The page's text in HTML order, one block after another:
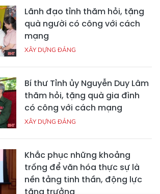
Lãnh đạo tỉnh thăm hỏi, tặng
quà người có công với cách
mạng
XÂY DỰNG ĐẢNG
Bí thư Tỉnh ủy Nguyễn Duy Lâm
thăm hỏi, tặng quà gia đình
có công với cách mạng
XÂY DỰNG ĐẢNG
Khắc phục những khoảng
trống để văn hóa thực sự là
nền tảng tinh thần, động lực
tăng trưởng